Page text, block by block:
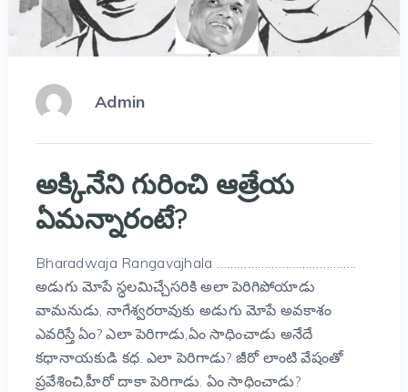
Admin
అక్కినేని గురించి ఆత్రేయ
ఏమన్నారంటే?
Bharadwaja Rangavajhala …………………………………..
అడుగు మోపే స్ధలమిచ్చేసరికి అలా పెరిగిపోయాడు
వామనుడు, నాగేశ్వరరావుకు అడుగు మోపే అవకాశం
ఎవరిస్తే ఏం? ఎలా పెరిగాడు,ఏం సాధించాడు అనేదే
కధానాయకుడి కధ. ఎలా పెరిగాడు? జీరో లాంటి వేషంతో
ప్రవేశించి,హీరో దాకా పెరిగాడు. ఏం సాధించాడు?